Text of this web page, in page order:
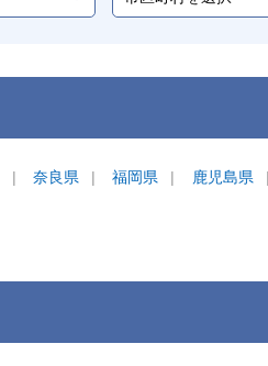
奈良県 福岡県 鹿児島県